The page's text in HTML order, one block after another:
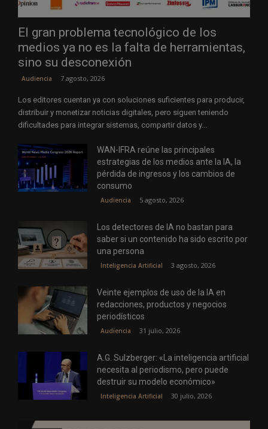
El gran problema tecnológico de los
medios ya no es la falta de herramientas,
sino su desconexión
Audiencia 7 agosto, 2026
Los editores cuentan ya con soluciones suficientes para producir,
distribuir y monetizar noticias digitales, pero siguen teniendo
dificultades para integrar sistemas, compartir datos y...
WAN-IFRA reúne las principales
estrategias de los medios ante la IA, la
pérdida de ingresos y los cambios de
consumo
Audiencia 5 agosto, 2026
Los detectores de IA no bastan para
saber si un contenido ha sido escrito por
una persona
Inteligencia Artificial 3 agosto, 2026
Veinte ejemplos de uso de la IA en
redacciones, productos y negocios
periodísticos
Audiencia 31 julio, 2026
A.G. Sulzberger: «La inteligencia artificial
necesita al periodismo, pero puede
destruir su modelo económico»
Inteligencia Artificial 30 julio, 2026